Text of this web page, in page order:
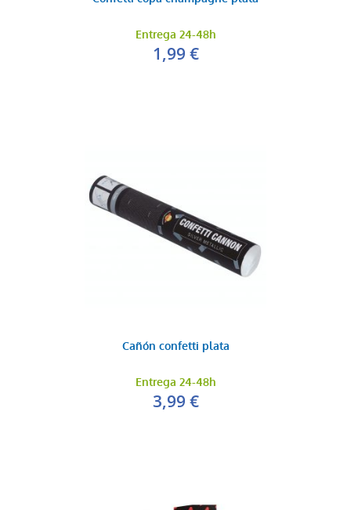
Entrega 24-48h
1,99 €
Cañón confetti plata
Entrega 24-48h
3,99 €